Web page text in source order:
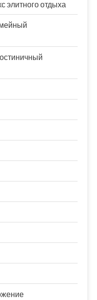
элитного отдыха